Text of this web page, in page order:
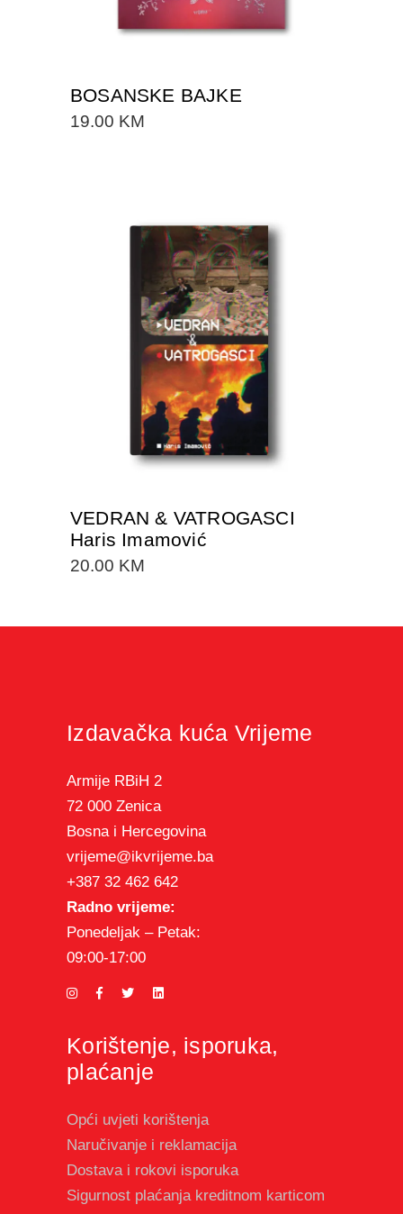
BOSANSKE BAJKE
19.00 KM
DODAJTE U KORPU
VEDRAN & VATROGASCI
Haris Imamović
20.00 KM
Izdavačka kuća Vrijeme
Armije RBiH 2
72 000 Zenica
Bosna i Hercegovina
vrijeme@ikvrijeme.ba
+387 32 462 642
Radno vrijeme:
Ponedeljak – Petak:
09:00-17:00
Korištenje, isporuka,
plaćanje
Opći uvjeti korištenja
Naručivanje i reklamacija
Dostava i rokovi isporuka
Sigurnost plaćanja kreditnom karticom